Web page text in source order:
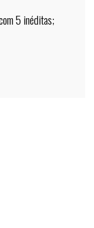
5 inéditas;